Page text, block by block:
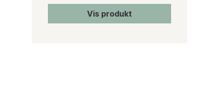
Vis produkt